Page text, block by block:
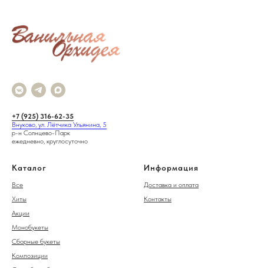
+7 (925) 316-62-35
Внуково, ул. Лётчика Ульянина, 5
р-н Солнцево-Парк
ежедневно, круглосуточно
Каталог
Все
Хиты
Акции
Монобукеты
Сборные букеты
Композиции
Информация
Доставка и оплата
Контакты